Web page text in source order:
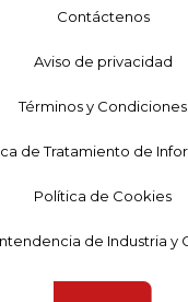
Contáctenos
Aviso de privacidad
Términos y Condiciones
de Tratamiento de
Política de Cookies
de Industria y